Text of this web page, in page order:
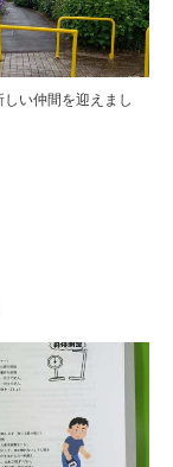
しい仲間を迎えまし